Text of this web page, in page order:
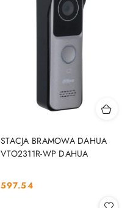
STACJA BRAMOWA DAHUA
VTO2311R-WP DAHUA
Cena:
597.54